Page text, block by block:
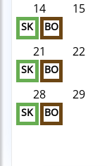
14
SK BO
15
21
SK BO
22
28
SK BO
29